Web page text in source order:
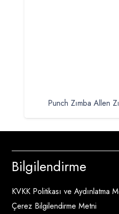
Punch Zımba Allen
Bilgilendirme
KVKK Politikası ve Aydınlatma
Çerez Bilgilendirme Metni